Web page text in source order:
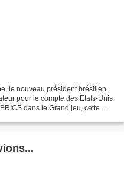
le nouveau président brésilien
pour le compte des Etats-Unis
dans le Grand jeu, cette